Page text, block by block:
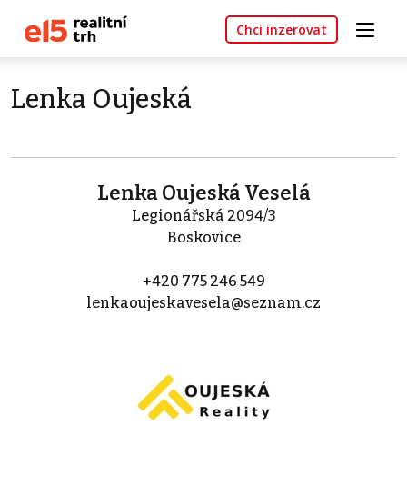
Chci inzerovat
Lenka Oujeská
Lenka Oujeská Veselá
Legionářská 2094/3
Boskovice
+420 775 246 549
lenkaoujeskavesela@seznam.cz